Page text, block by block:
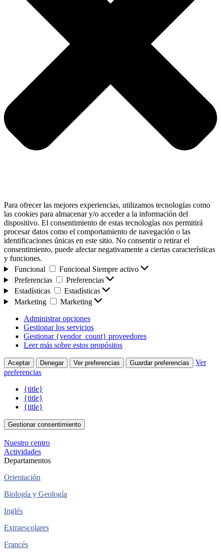
Para ofrecer las mejores experiencias, utilizamos tecnologías como
las cookies para almacenar y/o acceder a la información del
dispositivo. El consentimiento de estas tecnologías nos permitirá
procesar datos como el comportamiento de navegación o las
identificaciones únicas en este sitio. No consentir o retirar el
consentimiento, puede afectar negativamente a ciertas características
y funciones.
Funcional
Funcional Siempre activo
Preferencias
Preferencias
Estadísticas
Estadísticas
Marketing
Marketing
Administrar opciones
Gestionar los servicios
Gestionar {vendor_count} proveedores
Leer más sobre estos propósitos
Aceptar Denegar Ver preferencias Guardar preferencias
Ver
preferencias
{title}
{title}
{title}
Gestionar consentimiento
Nuestro centro
Actividades
Departamentos
Orientación
Biología y Geología
Inglés
Extraescolares
Francés